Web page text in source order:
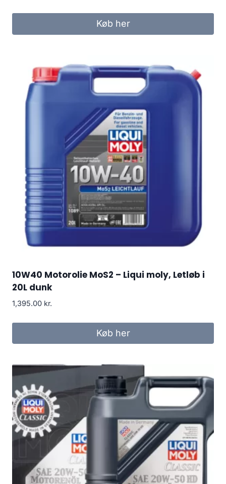
Køb her
10W40 Motorolie MoS2 – Liqui moly, Letløb i
20L dunk
1,395.00 kr.
Køb her